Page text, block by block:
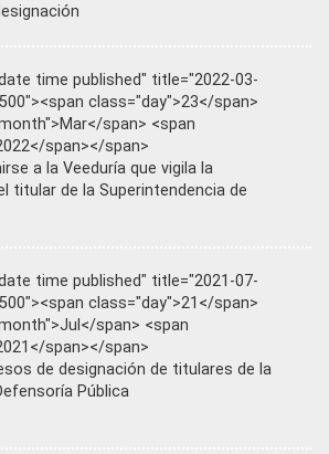
time published" title="2022-03-
class="day">23</span>
span> <span
span></span>
a la Veeduría que vigila la
titular de la Superintendencia de
time published" title="2021-07-
class="day">21</span>
span> <span
span></span>
de designación de titulares de la
Pública